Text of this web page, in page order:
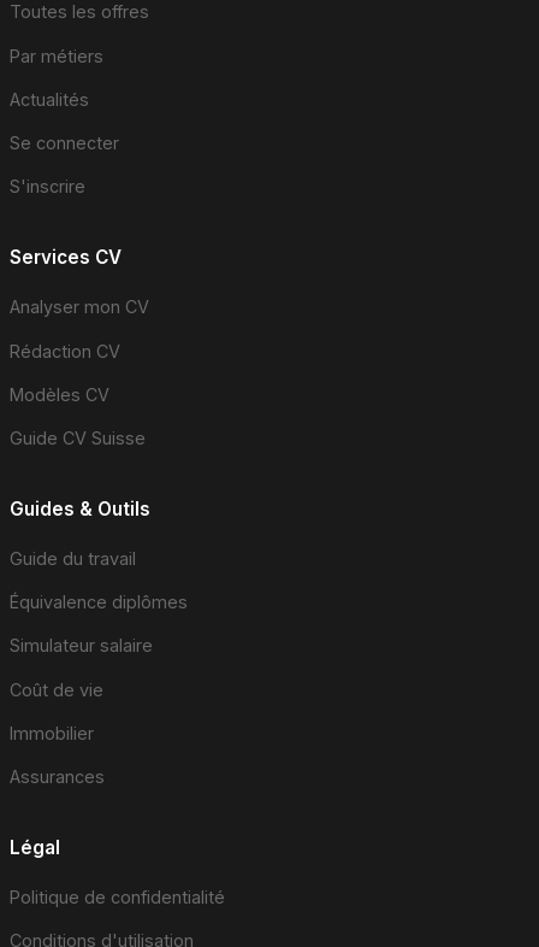
Toutes les offres
Par métiers
Actualités
Se connecter
S'inscrire
Services CV
Analyser mon CV
Rédaction CV
Modèles CV
Guide CV Suisse
Guides & Outils
Guide du travail
Équivalence diplômes
Simulateur salaire
Coût de vie
Immobilier
Assurances
Légal
Politique de confidentialité
Conditions d'utilisation